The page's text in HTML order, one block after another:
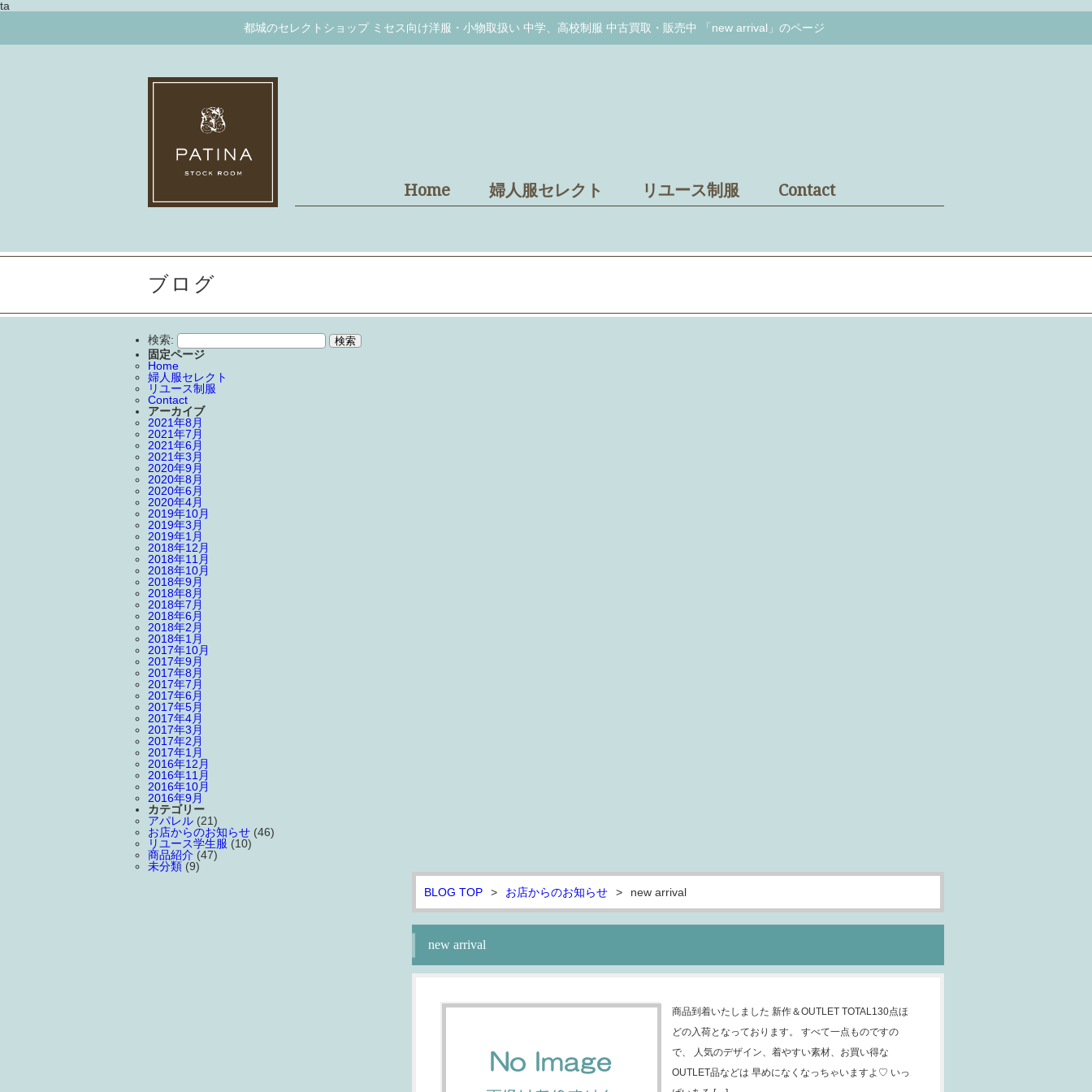
ta
都城のセレクトショップ ミセス向け洋服・小物取扱い 中学、高校制服 中古買取・販売中 「new arrival」のページ
Home 婦人服セレクト リユース制服 Contact
ブログ
検索:
固定ページ
Home
婦人服セレクト
リユース制服
Contact
アーカイブ
2021年8月
2021年7月
2021年6月
2021年3月
2020年9月
2020年8月
2020年6月
2020年4月
2019年10月
2019年3月
2019年1月
2018年12月
2018年11月
2018年10月
2018年9月
2018年8月
2018年7月
2018年6月
2018年2月
2018年1月
2017年10月
2017年9月
2017年8月
2017年7月
2017年6月
2017年5月
2017年4月
2017年3月
2017年2月
2017年1月
2016年12月
2016年11月
2016年10月
2016年9月
カテゴリー
アパレル (21)
お店からのお知らせ (46)
リユース学生服 (10)
商品紹介 (47)
未分類 (9)
BLOG TOP
> お店からのお知らせ > new arrival
new arrival
商品到着いたしました 新作＆OUTLET TOTAL130点ほ
どの入荷となっております。 すべて一点ものですの
で、 人気のデザイン、着やすい素材、お買い得な
OUTLET品などは 早めになくなっちゃいますよ♡ いっ